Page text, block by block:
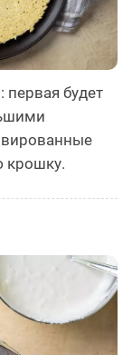
первая будет
крошку.